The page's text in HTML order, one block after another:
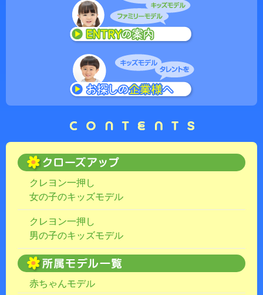
クレヨン一押し
女の子のキッズモデル
クレヨン一押し
男の子のキッズモデル
赤ちゃんモデル